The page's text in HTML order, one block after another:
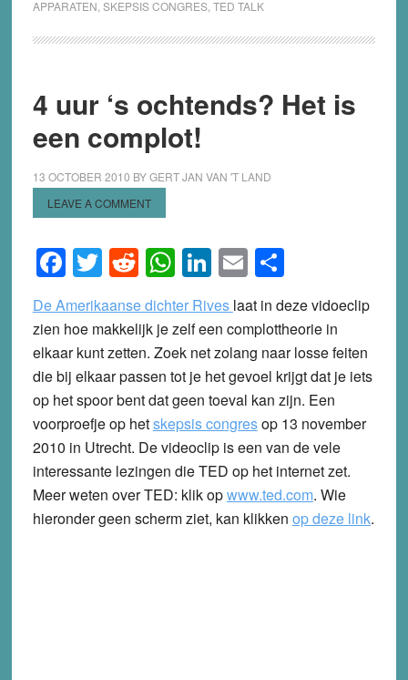
APPARATEN SKEPSIS CONGRES, TED TALK
4 uur ‘s ochtends? Het is
een complot!
13 OCTOBER 2010 BYGERT JAN VAN 'T LAND
LEAVE A COMMENT
Facebook
Twitter
Reddit
WhatsApp
LinkedIn
EmailShare
De Amerikaanse dichter Rives laat in deze vidoeclip
zien hoe makkelijk je zelf een complottheorie in
elkaar kunt zetten. Zoek net zolang naar losse feiten
die bij elkaar passen tot je het gevoel krijgt dat je iets
op het spoor bent dat geen toeval kan zijn. Een
voorproefje op hetskepsis congresop 13 november
2010 in Utrecht. De videoclip is een van de vele
interessante lezingen die TED op het internet zet.
Meer weten over TED: klik opwww.ted.com. Wie
hieronder geen scherm ziet, kan klikken op deze link.